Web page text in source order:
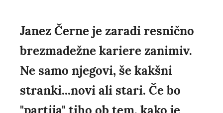
Janez Černe je zaradi resnično
brezmadežne kariere zanimiv.
Ne samo njegovi, še kakšni
stranki...novi ali stari. Če bo